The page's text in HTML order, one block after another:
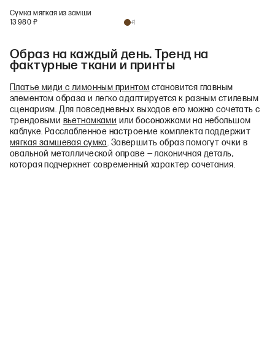
Сумка мягкая из замши
13 980 ₽ +1
Образ на каждый день. Тренд на
фактурные ткани и принты
Платье миди с лимонным принтом становится главным
элементом образа и легко адаптируется к разным стилевым
сценариям. Для повседневных выходов его можно сочетать с
трендовыми вьетнамками или босоножками на небольшом
каблуке. Расслабленное настроение комплекта поддержит
мягкая замшевая сумка. Завершить образ помогут очки в
овальной металлической оправе — лаконичная деталь,
которая подчеркнет современный характер сочетания.